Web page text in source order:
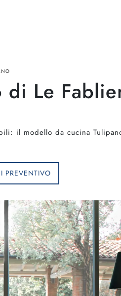
di Le
il modello da cucina
PREVENTIVO